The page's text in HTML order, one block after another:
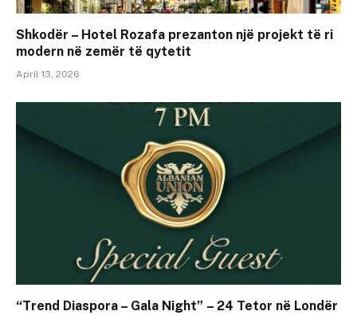
Shkodër – Hotel Rozafa prezanton një projekt të ri
modern në zemër të qytetit
April 13, 2026
“Trend Diaspora – Gala Night” – 24 Tetor në Londër